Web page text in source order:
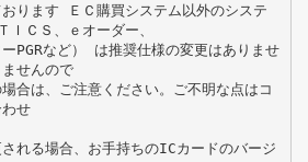
ります ＥＣ購買システム以外のシステ
ＣＳ、ｅオーダー、
PGRなど） は推奨仕様の変更はありませ
せんので
合は、ご注意ください。ご不明な点はコ
せ
れる場合、お手持ちのICカードのバージ